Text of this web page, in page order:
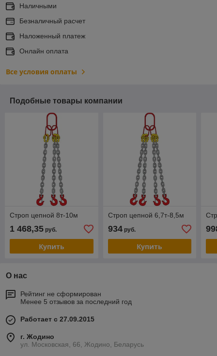
Наличными
Безналичный расчет
Наложенный платеж
Онлайн оплата
Все условия оплаты
Подобные товары компании
Строп цепной 8т-10м
1 468,35 руб.
Купить
Строп цепной 6,7т-8,5м
934руб.
Купить
О нас
Рейтинг не сформирован
Менее 5 отзывов за последний год
Работает с 27.09.2015
г. Жодино
ул. Московская, 66, Жодино, Беларусь